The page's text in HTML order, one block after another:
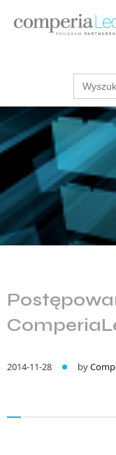
Search
for:
2014-11-28 by